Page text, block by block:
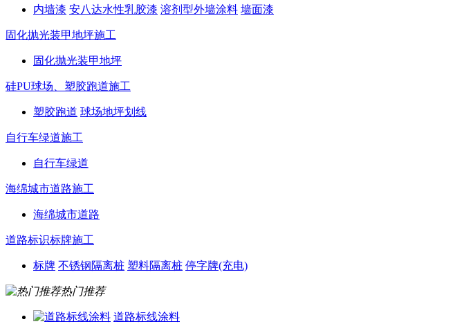
内墙漆 安八达水性乳胶漆 溶剂型外墙涂料 墙面漆
固化抛光装甲地坪施工
固化抛光装甲地坪
硅PU球场、塑胶跑道施工
塑胶跑道 球场地坪划线
自行车绿道施工
自行车绿道
海绵城市道路施工
海绵城市道路
道路标识标牌施工
标牌 不锈钢隔离桩 塑料隔离桩 停字牌(充电)
热门推荐
道路标线涂料